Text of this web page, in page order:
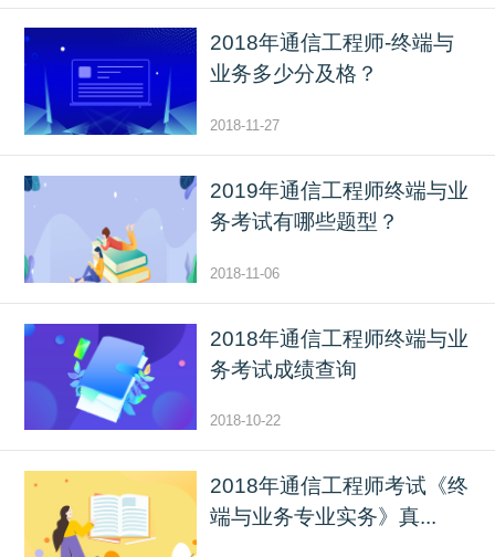
2018年通信工程师-终端与
业务多少分及格？
2018-11-27
2019年通信工程师终端与业
务考试有哪些题型？
2018-11-06
2018年通信工程师终端与业
务考试成绩查询
2018-10-22
2018年通信工程师考试《终
端与业务专业实务》真...